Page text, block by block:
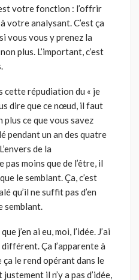
votre fonction : l’offrir
votre analysant. C’est ça
vous vous y prenez la
plus. L’important, c’est
cette répudiation du « je
dire que ce nœud, il faut
plus ce que vous savez
pendant un an des quatre
de la
pas moins que de l’être, il
le semblant. Ça, c’est
qu’il ne suffit pas d’en
semblant.
j’en ai eu, moi, l’idée. J’ai
différent. Ça l’apparente à
ça le rend opérant dans le
il n’y a pas d’idée,